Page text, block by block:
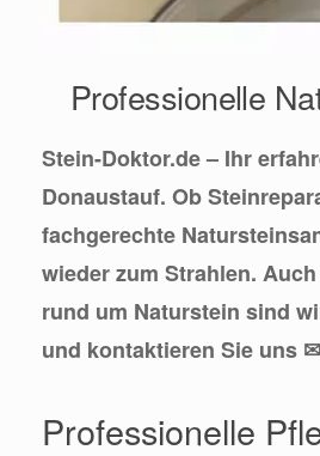
Professionelle
Stein-Doktor.de – Ihr
Donaustauf. Ob
fachgerechte
wieder zum Strahlen.
rund um Naturstein sind
und kontaktieren Sie uns
Professionelle